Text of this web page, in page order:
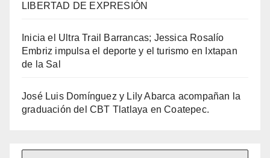
LIBERTAD DE EXPRESIÓN
Inicia el Ultra Trail Barrancas; Jessica Rosalío
Embriz impulsa el deporte y el turismo en Ixtapan
de la Sal
José Luis Domínguez y Lily Abarca acompañan la
graduación del CBT Tlatlaya en Coatepec.